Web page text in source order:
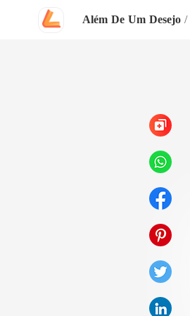
Além De Um Desejo /